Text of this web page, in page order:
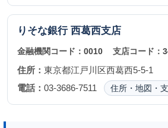
りそな銀行 西葛西支店
金融機関コード： 0010 支店コード：
住所： 東京都江戸川区西葛西5-5-1
電話： 03-3686-7511 住所・地図・